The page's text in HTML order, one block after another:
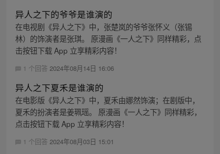
异人之下的爷爷是谁演的
在电视剧《异人之下》中，张楚岚的爷爷张怀义（张锡
林）的饰演者是张琪。 原漫画《一人之下》同样精彩，点
击按钮下载 App 立享精彩内容！
1 个回答 2024年08月14日 16:06
异人之下夏禾是谁演的
在电影版《异人之下》中，夏禾由娜然饰演；在剧版中，
夏禾的扮演者是姜珮瑶。 原漫画《一人之下》同样精彩，
点击按钮下载 App 立享精彩内容！
1 个回答 2024年08月03日 15:01